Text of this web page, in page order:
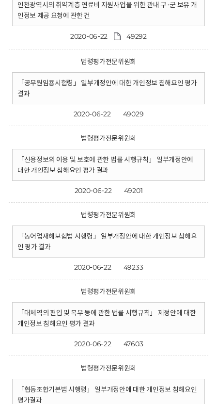
인천광역시의 취약계층 연료비 지원사업을 위한 관내 구·군 보유 개
인정보 제공 요청에 관한 건
2020-06-22 49292
법령평가전문위원회
「공무원임용시험령」 일부개정안에 대한 개인정보 침해요인 평가
결과
2020-06-22 49029
법령평가전문위원회
「신용정보의 이용 및 보호에 관한 법률 시행규칙」 일부개정안에
대한 개인정보 침해요인 평가 결과
2020-06-22 49201
법령평가전문위원회
「농어업재해보험법 시행령」 일부개정안에 대한 개인정보 침해요
인 평가 결과
2020-06-22 49233
법령평가전문위원회
「대체역의 편입 및 복무 등에 관한 법률 시행규칙」 제정안에 대한
개인정보 침해요인 평가 결과
2020-06-22 47603
법령평가전문위원회
「협동조합기본법 시행령」 일부개정안에 대한 개인정보 침해요인
평가결과